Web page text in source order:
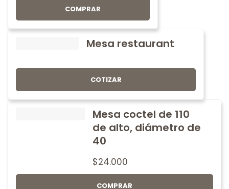
COMPRAR
Mesa restaurant
COTIZAR
Mesa coctel de 110
de alto, diámetro de
40
$24.000
COMPRAR